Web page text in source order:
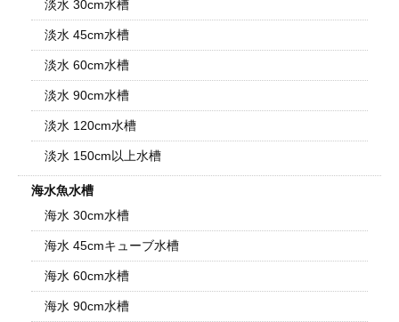
淡水 30cm水槽
淡水 45cm水槽
淡水 60cm水槽
淡水 90cm水槽
淡水 120cm水槽
淡水 150cm以上水槽
海水魚水槽
海水 30cm水槽
海水 45cmキューブ水槽
海水 60cm水槽
海水 90cm水槽